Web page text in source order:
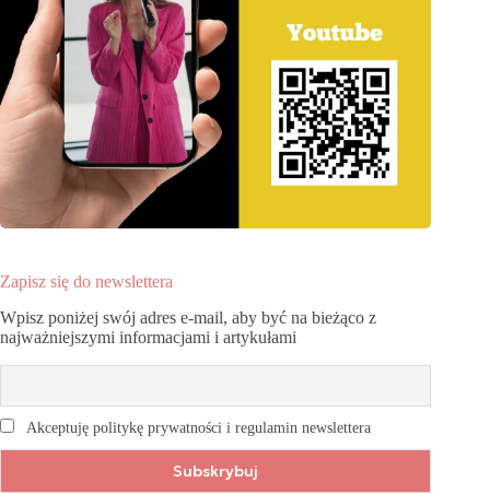
Zapisz się do newslettera
Wpisz poniżej swój adres e-mail, aby być na bieżąco z
najważniejszymi informacjami i artykułami
Akceptuję politykę prywatności i regulamin newslettera